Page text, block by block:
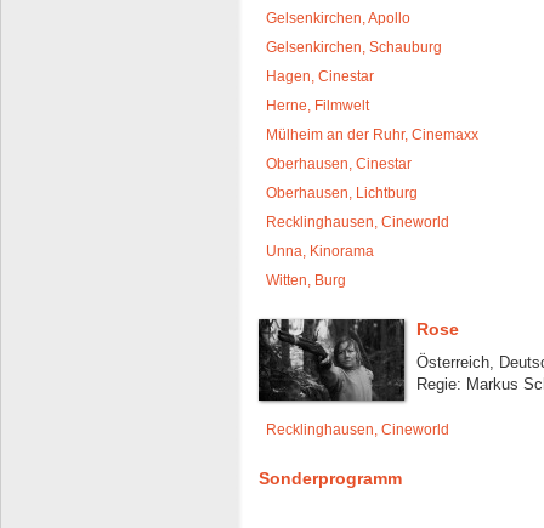
Gelsenkirchen, Apollo
Gelsenkirchen, Schauburg
Hagen, Cinestar
Herne, Filmwelt
Mülheim an der Ruhr, Cinemaxx
Oberhausen, Cinestar
Oberhausen, Lichtburg
Recklinghausen, Cineworld
Unna, Kinorama
Witten, Burg
Rose
Österreich,
Regie: Markus
Recklinghausen, Cineworld
Sonderprogramm